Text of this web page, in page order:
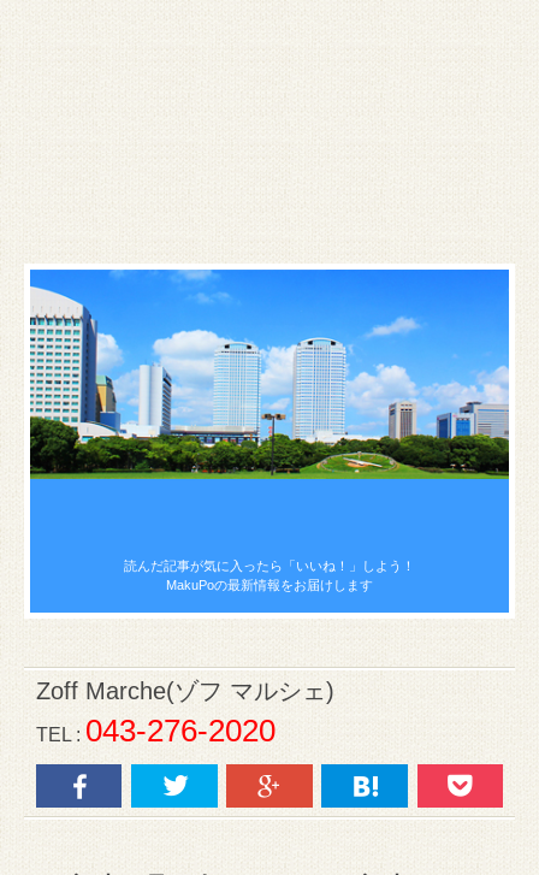
読んだ記事が気に入ったら 「いいね！」しよう！
MakuPoの最新情報をお届けします
Zoff Marche(ゾフ マルシェ)
TEL : 043-276-2020